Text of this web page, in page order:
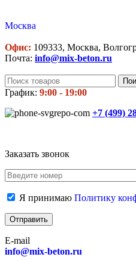
Москва
Офис: 109333, Москва,
Почта: info@mix-beton.ru
График: 9:00 - 19:00
+7 (499)
Заказать звонок
Я принимаю Политику
E-mail
info@mix-beton.ru